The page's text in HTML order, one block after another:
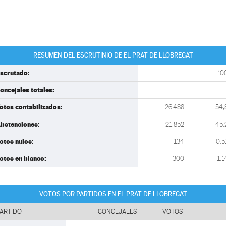
RESUMEN DEL ESCRUTINIO DE EL PRAT DE LLOBREGAT
totales:
contabilizados: 26.488
21.852
nulos: 134
en blanco: 300
VOTOS POR PARTIDOS EN EL PRAT DE LLOBREGAT
CONCEJALES VOTOS